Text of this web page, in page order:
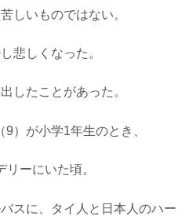
しいものではない。
悲しくなった 。
したことがあった。
9）が小学1年生のとき、
リーにいた頃。
スに、
タイ人と日本人のハー